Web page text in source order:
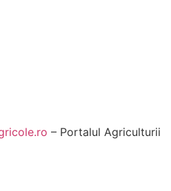
– Portalul Agriculturii